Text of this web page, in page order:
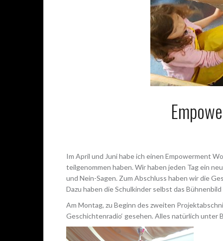
Im April und Juni habe ich einen Empowerment
teilgenommen haben. Wir haben jeden Tag ein
und Nein-Sagen. Zum Abschluss haben wir die
Dazu haben die Schulkinder selbst das
Am Montag, zu Beginn des zweiten
Geschichtenradio‘ gesehen. Alles natürlich